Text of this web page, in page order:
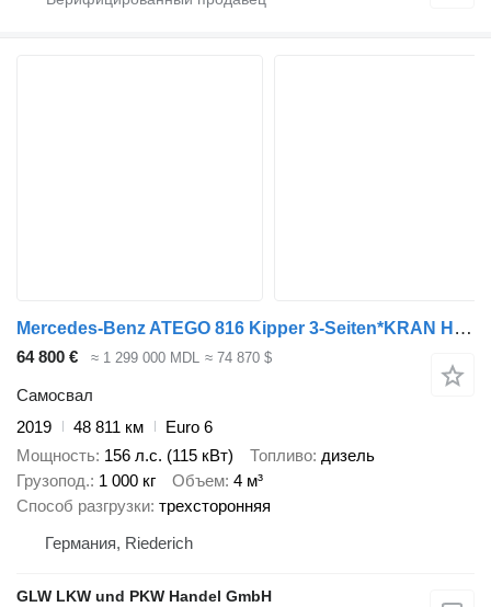
Mercedes-Benz ATEGO 816 Kipper 3-Seiten*KRAN HIAB X 078*2xAHK
64 800 € ≈ 1 299 000 MDL ≈ 74 870 $
Самосвал
2019
48 811 км
Euro 6
Мощность 156 л.с. (115 кВт) Топливо дизель
Грузопод. 1 000 кг Объем 4 м³
Способ разгрузки трехсторонняя
Германия, Riederich
GLW LKW und PKW Handel GmbH